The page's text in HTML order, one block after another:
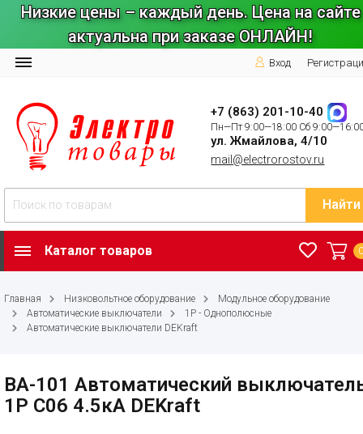
Низкие цены – каждый день. Цена на сайте
актуальна при заказе ОНЛАЙН!
Вход
+7 (863) 201-10-40
Пн—Пт 9:00—18:00 Сб
ул. Жмайлова, 4/10
mail@electrorostov.ru
Найти
Каталог товаров
Главная Низковольтное оборудование
Модульное оборудование
Автоматические выключатели
1P - Однополюсные
Автоматические выключатели DEKraft
ВА-101 Автоматический
1P C06 4.5кА DEKraft